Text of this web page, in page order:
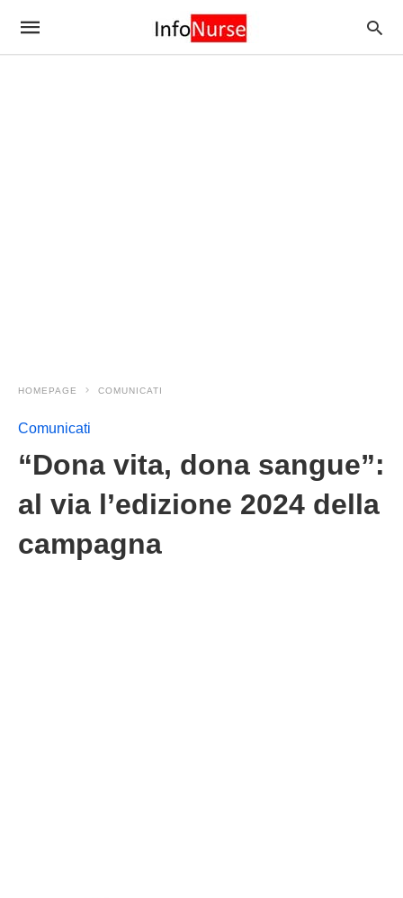
HOMEPAGE COMUNICATI
Comunicati
“Dona vita, dona sangue”:
al via l’edizione 2024 della
campagna